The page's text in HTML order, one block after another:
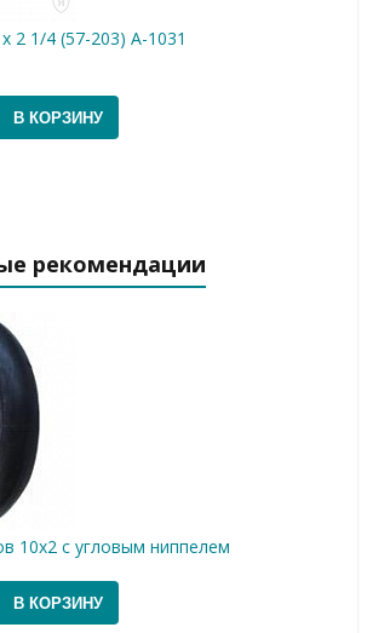
2 1/4 (57-203) A-1031
В КОРЗИНУ
рекомендации
10х2 с угловым ниппелем
В КОРЗИНУ